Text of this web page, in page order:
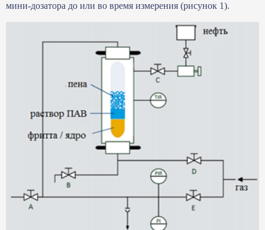
мини-дозатора до или во время измерения (рисунок 1).